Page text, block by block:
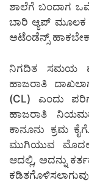
ಶಾಲೆಗೆ ಬಂದಾಗ
ಬಾರಿ ಆ್ಯಪ್ ಮೂಲಕ
ಅಟೆಂಡೆನ್ಸ್
ನಿಗದಿತ ಸಮಯ
ಹಾಜರಾತಿ
(CL) ಎಂದು
ಹಾಜರಾತಿ
ಕಾನೂನು ಕ್ರಮ
ಮುಗಿಯುವ
ಆದಲ್ಲಿ, ಅದನ್ನು